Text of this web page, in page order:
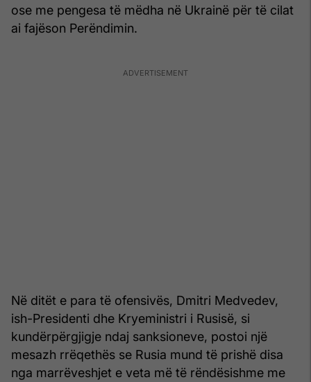
ose me pengesa të mëdha në Ukrainë për të cilat
ai fajëson Perëndimin.
Në ditët e para të ofensivës, Dmitri Medvedev,
ish-Presidenti dhe Kryeministri i Rusisë, si
kundërpërgjigje ndaj sanksioneve, postoi një
mesazh rrëqethës se Rusia mund të prishë disa
nga marrëveshjet e veta më të rëndësishme me